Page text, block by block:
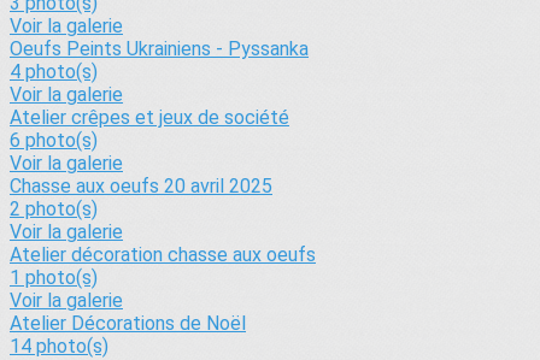
Voir la galerie
Oeufs Peints Ukrainiens - Pyssanka
4 photo(s)
Voir la galerie
Atelier crêpes et jeux de société
6 photo(s)
Voir la galerie
Chasse aux oeufs 20 avril 2025
2 photo(s)
Voir la galerie
Atelier décoration chasse aux oeufs
1 photo(s)
Voir la galerie
Atelier Décorations de Noël
14 photo(s)